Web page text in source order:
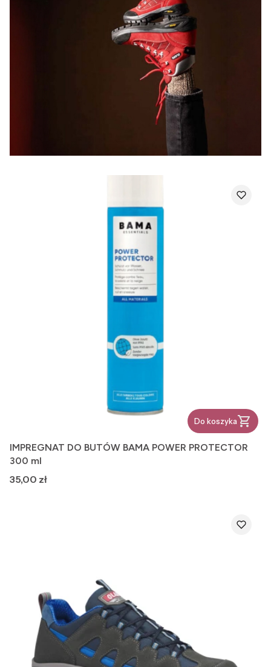
Do koszyka
IMPREGNAT DO BUTÓW BAMA POWER PROTECTOR
300 ml
Cena
35,00 zł